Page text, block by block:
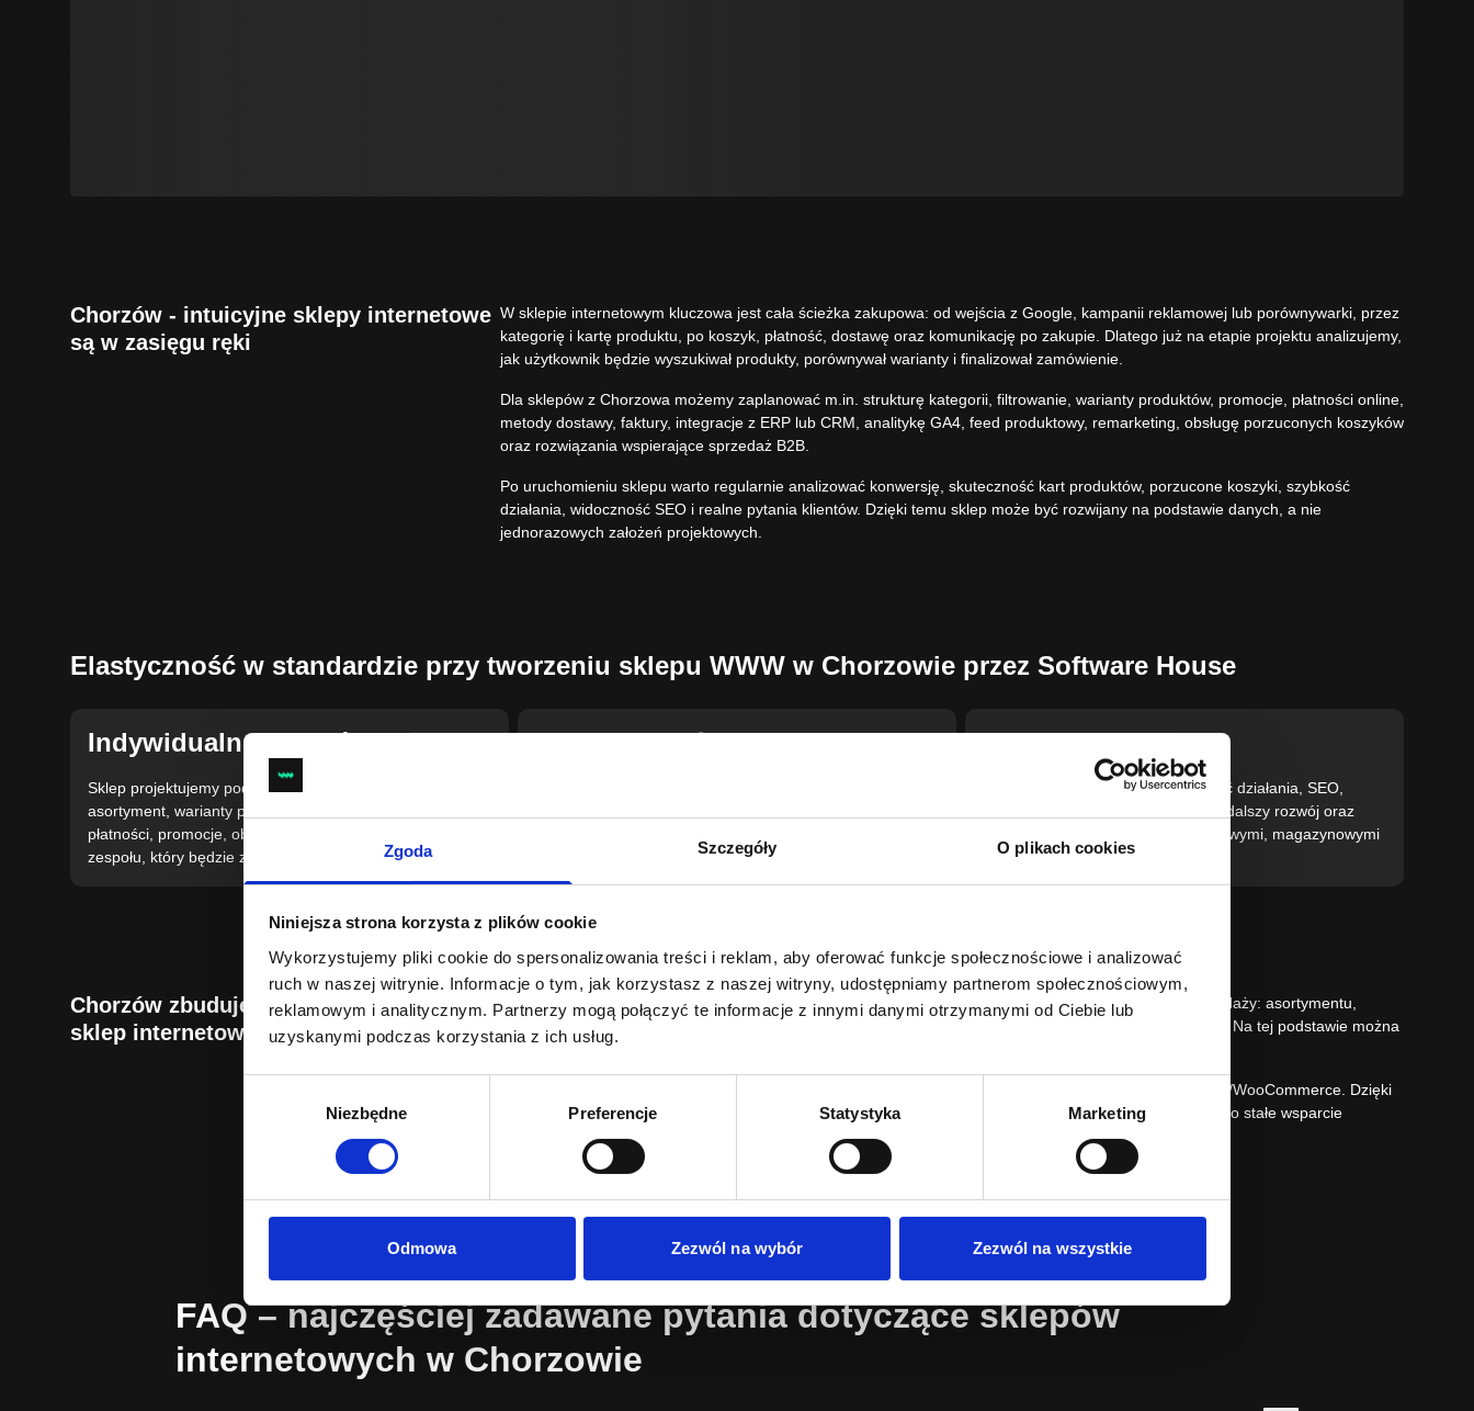
Zgoda Szczegóły O plikach cookies
Niniejsza strona korzysta z plików cookie
Wykorzystujemy pliki cookie do spersonalizowania treści i reklam, aby oferować funkcje społecznościowe i analizować
ruch w naszej witrynie. Informacje o tym, jak korzystasz z naszej witryny, udostępniamy partnerom społecznościowym,
reklamowym i analitycznym. Partnerzy mogą połączyć te informacje z innymi danymi otrzymanymi od Ciebie lub
uzyskanymi podczas korzystania z ich usług.
Niezbędne Preferencje Statystyka Marketing
Odmowa Zezwól na wybór Zezwól na wszystkie
Chorzów - intuicyjne sklepy internetowe
są w zasięgu ręki
W sklepie internetowym kluczowa jest cała ścieżka zakupowa: od wejścia z Google, kampanii reklamowej lub porównywarki, przez
kategorię i kartę produktu, po koszyk, płatność, dostawę oraz komunikację po zakupie. Dlatego już na etapie projektu analizujemy,
jak użytkownik będzie wyszukiwał produkty, porównywał warianty i finalizował zamówienie.
Dla sklepów z Chorzowa możemy zaplanować m.in. strukturę kategorii, filtrowanie, warianty produktów, promocje, płatności online,
metody dostawy, faktury, integracje z ERP lub CRM, analitykę GA4, feed produktowy, remarketing, obsługę porzuconych koszyków
oraz rozwiązania wspierające sprzedaż B2B.
Po uruchomieniu sklepu warto regularnie analizować konwersję, skuteczność kart produktów, porzucone koszyki, szybkość
działania, widoczność SEO i realne pytania klientów. Dzięki temu sklep może być rozwijany na podstawie danych, a nie
jednorazowych założeń projektowych.
Elastyczność w standardzie przy tworzeniu sklepu WWW w Chorzowie przez Software House
Indywidualne podejście
Sklep projektujemy pod konkretny model sprzedaży:
asortyment, warianty produktów, cenniki, formy dostawy,
płatności, promocje, obsługę zamówień i potrzeby
zespołu, który będzie zarządzał e-commerce.
Wynik najważniejszy Optymalizacja
Optymalizujemy sklep pod szybkość działania, SEO,
użyteczność, konwersję, analitykę, dalszy rozwój oraz
integracje z narzędziami sprzedażowymi, magazynowymi
i marketingowymi.
Chorzów zbudujemy Twój nowoczesny
sklep internetowy
Jeżeli planujesz sklep internetowy dla firmy z Chorzowa, warto zacząć od uporządkowania modelu sprzedaży: asortymentu,
kategorii, wariantów produktów, płatności, dostaw, integracji, obsługi zamówień i działań marketingowych. Na tej podstawie można
dobrać technologię, przygotować projekt UX/UI i wdrożyć sklep gotowy do dalszego rozwoju.
Webtom.pl łączy kompetencje agencji e-commerce, software house i zespołu wdrożeniowego WordPress/WooCommerce. Dzięki
temu możemy prowadzić projekt od analizy i projektu graficznego, przez integracje oraz automatyzacje, po stałe wsparcie
techniczne i optymalizację sprzedaży online.
Jeżeli potrzebujesz także strony firmowej, sprawdź również strony internetowe Chorzów.
FAQ – najczęściej zadawane pytania dotyczące sklepów
internetowych w Chorzowie